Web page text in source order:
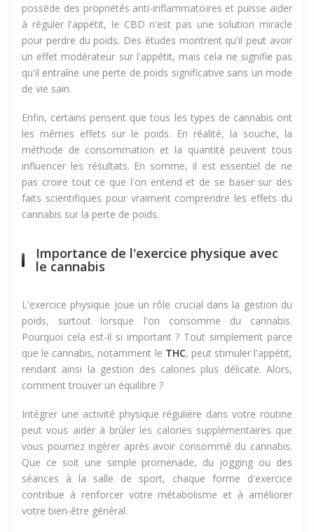
possède des propriétés anti-inflammatoires et puisse aider
à réguler l'appétit, le CBD n'est pas une solution miracle
pour perdre du poids. Des études montrent qu'il peut avoir
un effet modérateur sur l'appétit, mais cela ne signifie pas
qu'il entraîne une perte de poids significative sans un mode
de vie sain.
Enfin, certains pensent que tous les types de cannabis ont
les mêmes effets sur le poids. En réalité, la souche, la
méthode de consommation et la quantité peuvent tous
influencer les résultats. En somme, il est essentiel de ne
pas croire tout ce que l'on entend et de se baser sur des
faits scientifiques pour vraiment comprendre les effets du
cannabis sur la perte de poids.
Importance de l'exercice physique avec
le cannabis
L'exercice physique joue un rôle crucial dans la gestion du
poids, surtout lorsque l'on consomme du cannabis.
Pourquoi cela est-il si important ? Tout simplement parce
que le cannabis, notamment le THC, peut stimuler l'appétit,
rendant ainsi la gestion des calories plus délicate. Alors,
comment trouver un équilibre ?
Intégrer une activité physique régulière dans votre routine
peut vous aider à brûler les calories supplémentaires que
vous pourriez ingérer après avoir consommé du cannabis.
Que ce soit une simple promenade, du jogging ou des
séances à la salle de sport, chaque forme d'exercice
contribue à renforcer votre métabolisme et à améliorer
votre bien-être général.